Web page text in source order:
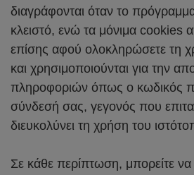
διαγράφονται όταν το
κλειστό, ενώ τα μόνιμα cookies
επίσης αφού ολοκληρώσετε τη
και χρησιμοποιούνται για την
πληροφοριών όπως ο κωδικός
σύνδεσή σας, γεγονός που
διευκολύνει τη χρήση του
Σε κάθε περίπτωση, μπορείτε να